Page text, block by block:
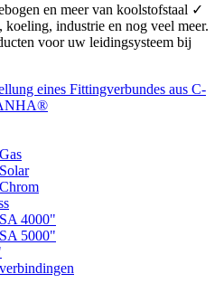
en meer van koolstofstaal ✓
industrie en nog veel meer.
voor uw leidingsysteem bij
4000"
5000"